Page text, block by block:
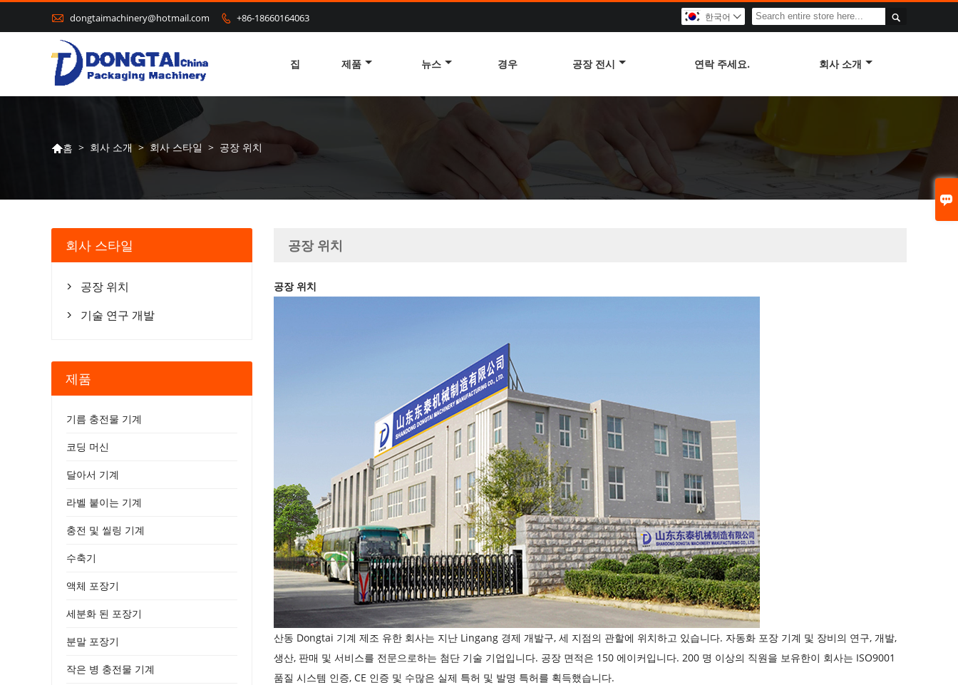

 dongtaimachinery@hotmail.com  +86-18660164063 
한국어 
집 제품 뉴스 경우 공장 전시 연락 주세요. 회사 소개
홈 > 회사 소개 > 회사 스타일 > 공장 위치
공장 위치
공장 위치
산동 Dongtai 기계 제조 유한 회사는 지난 Lingang 경제 개발구, 세 지점의 관할에 위치하고 있습니다. 자동화 포장 기계 및 장비의 연구, 개발,
생산, 판매 및 서비스를 전문으로하는 첨단 기술 기업입니다. 공장 면적은 150 에이커입니다. 200 명 이상의 직원을 보유한이 회사는 ISO9001
품질 시스템 인증, CE 인증 및 수많은 실제 특허 및 발명 특허를 획득했습니다.
회사 스타일
 공장 위치
 기술 연구 개발
제품
기름 충전물 기계
코딩 머신
달아서 기계
라벨 붙이는 기계
충전 및 씰링 기계
수축기
액체 포장기
세분화 된 포장기
분말 포장기
작은 병 충전물 기계